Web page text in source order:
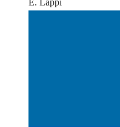
E. Lappi